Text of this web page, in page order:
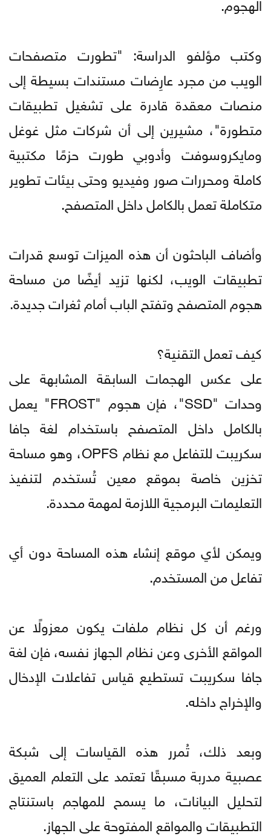
وكتب مؤلفو الدراسة: "تطورت متصفحات
الويب من مجرد عارِضات مستندات بسيطة إلى
منصات معقدة قادرة على تشغيل تطبيقات
متطورة"، مشيرين إلى أن شركات مثل غوغل
ومايكروسوفت وأدوبي طورت حزمًا مكتبية
كاملة ومحررات صور وفيديو وحتى بيئات تطوير
متكاملة تعمل بالكامل داخل المتصفح.
وأضاف الباحثون أن هذه الميزات توسع قدرات
تطبيقات الويب، لكنها تزيد أيضًا من مساحة
هجوم المتصفح وتفتح الباب أمام ثغرات جديدة.
كيف تعمل التقنية؟
على عكس الهجمات السابقة المشابهة على
وحدات "SSD"، فإن هجوم "FROST" يعمل
بالكامل داخل المتصفح باستخدام لغة جافا
سكريبت للتفاعل مع نظام OPFS، وهو مساحة
تخزين خاصة بموقع معين تُستخدم لتنفيذ
التعليمات البرمجية اللازمة لمهمة محددة.
ويمكن لأي موقع إنشاء هذه المساحة دون أي
تفاعل من المستخدم.
ورغم أن كل نظام ملفات يكون معزولًا عن
المواقع الأخرى وعن نظام الجهاز نفسه، فإن لغة
جافا سكريبت تستطيع قياس تفاعلات الإدخال
والإخراج داخله.
وبعد ذلك، تُمرر هذه القياسات إلى شبكة
عصبية مدربة مسبقًا تعتمد على التعلم العميق
لتحليل البيانات، ما يسمح للمهاجم باستنتاج
التطبيقات والمواقع المفتوحة على الجهاز.